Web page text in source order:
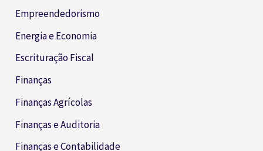
Empreendedorismo
Energia e Economia
Escrituração Fiscal
Finanças
Finanças Agrícolas
Finanças e Auditoria
Finanças e Contabilidade